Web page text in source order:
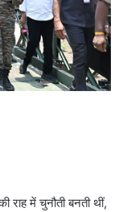
राह में चुनौती बनती थीं,